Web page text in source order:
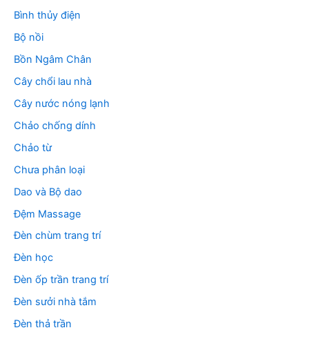
Bình thủy điện
Bộ nồi
Bồn Ngâm Chân
Cây chổi lau nhà
Cây nước nóng lạnh
Chảo chống dính
Chảo từ
Chưa phân loại
Dao và Bộ dao
Đệm Massage
Đèn chùm trang trí
Đèn học
Đèn ốp trần trang trí
Đèn sưởi nhà tắm
Đèn thả trần